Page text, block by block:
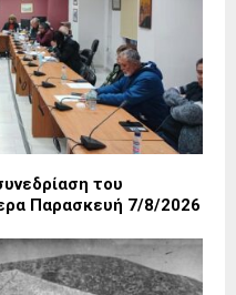
του
Παρασκευή 7/8/2026